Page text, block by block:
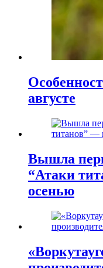
августе
Вышла
“Атаки
осенью